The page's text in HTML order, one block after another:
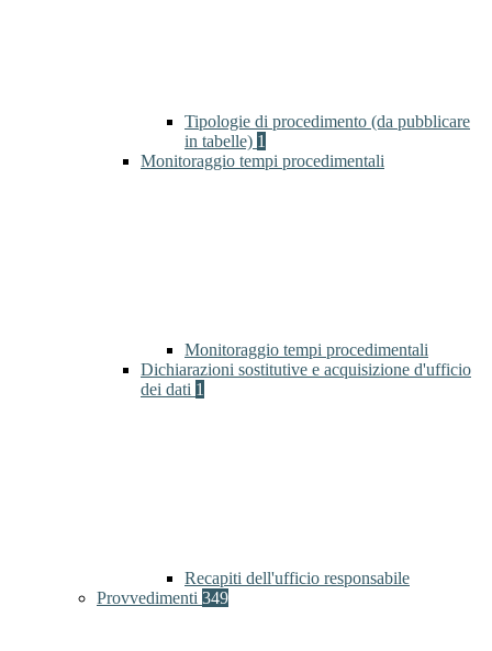
Tipologie di procedimento (da pubblicare
in tabelle) 1
Monitoraggio tempi procedimentali
Monitoraggio tempi procedimentali
Dichiarazioni sostitutive e acquisizione d'ufficio
dei dati 1
Recapiti dell'ufficio responsabile
Provvedimenti 349